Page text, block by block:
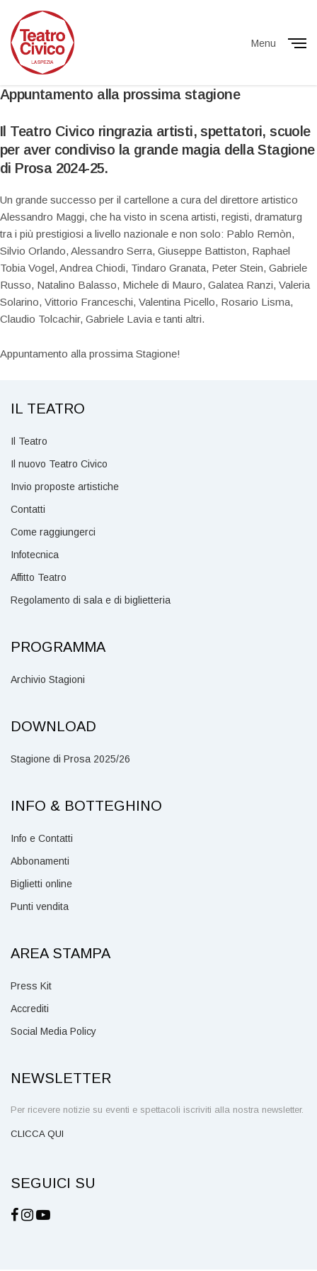
Menu
Appuntamento alla prossima stagione
Il Teatro Civico ringrazia artisti, spettatori, scuole
per aver condiviso la grande magia della Stagione
di Prosa 2024-25.
Un grande successo per il cartellone a cura del direttore artistico
Alessandro Maggi, che ha visto in scena artisti, registi, dramaturg
tra i più prestigiosi a livello nazionale e non solo: Pablo Remòn,
Silvio Orlando, Alessandro Serra, Giuseppe Battiston, Raphael
Tobia Vogel, Andrea Chiodi, Tindaro Granata, Peter Stein, Gabriele
Russo, Natalino Balasso, Michele di Mauro, Galatea Ranzi, Valeria
Solarino, Vittorio Franceschi, Valentina Picello, Rosario Lisma,
Claudio Tolcachir, Gabriele Lavia e tanti altri.
Appuntamento alla prossima Stagione!
IL TEATRO
Il Teatro
Il nuovo Teatro Civico
Invio proposte artistiche
Contatti
Come raggiungerci
Infotecnica
Affitto Teatro
Regolamento di sala e di biglietteria
PROGRAMMA
Archivio Stagioni
DOWNLOAD
Stagione di Prosa 2025/26
INFO & BOTTEGHINO
Info e Contatti
Abbonamenti
Biglietti online
Punti vendita
AREA STAMPA
Press Kit
Accrediti
Social Media Policy
NEWSLETTER
Per ricevere notizie su eventi e spettacoli iscriviti alla nostra newsletter.
CLICCA QUI
SEGUICI SU